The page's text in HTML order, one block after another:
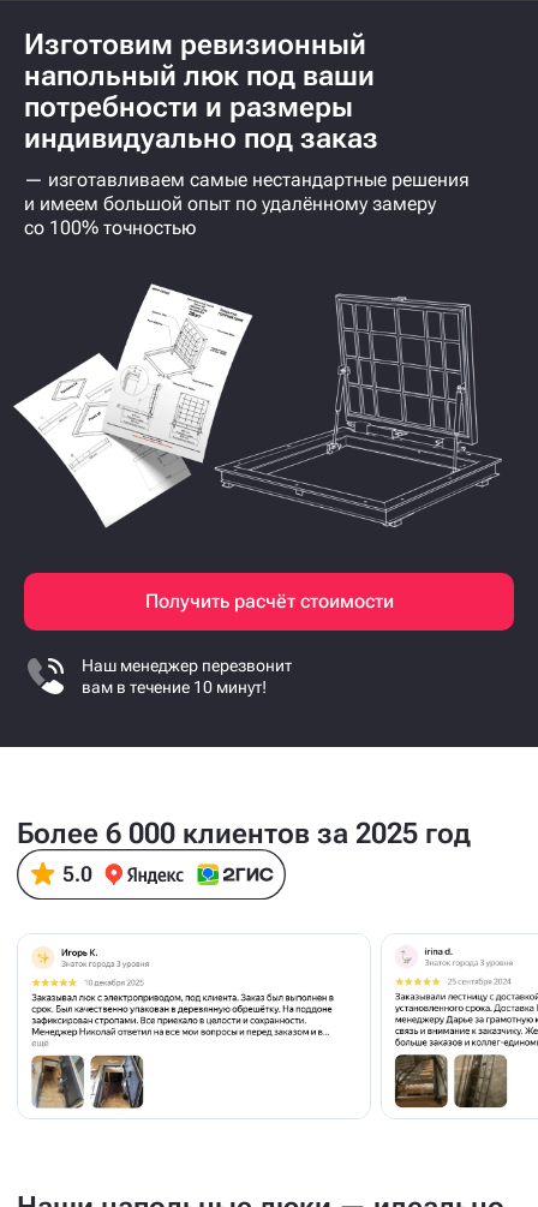
Изготовим ревизионный
напольный люк под ваши
потребности и размеры
индивидуально под заказ
— изготавливаем самые нестандартные решения
и имеем большой опыт по удалённому замеру
со 100% точностью
Получить расчёт стоимости
Наш менеджер перезвонит
вам в течение 10 минут!
Более 6 000 клиентов за 2025 год